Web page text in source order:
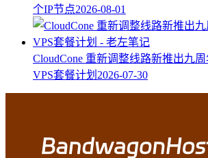
个IP节点2026-08-01
CloudCone 重新调整线路新推出九
VPS套餐计划 2026-07-30